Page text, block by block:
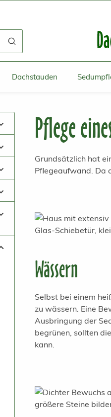
Dachstauden
Pflege
Grundsätzlich hat
Pflegeaufwand. Da
Wässern
Selbst bei einem
zu wässern. Eine
Ausbringung der
begrünen, sollten
kann.